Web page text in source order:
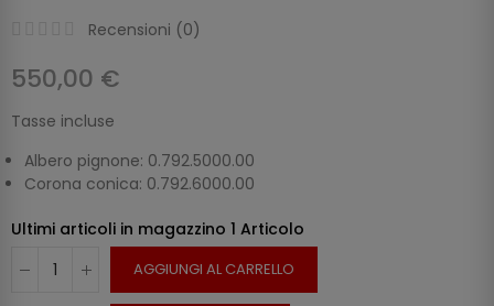
Recensioni (0)
550,00 €
Tasse incluse
Albero pignone: 0.792.5000.00
Corona conica: 0.792.6000.00
Ultimi articoli in magazzino 1 Articolo
AGGIUNGI AL CARRELLO